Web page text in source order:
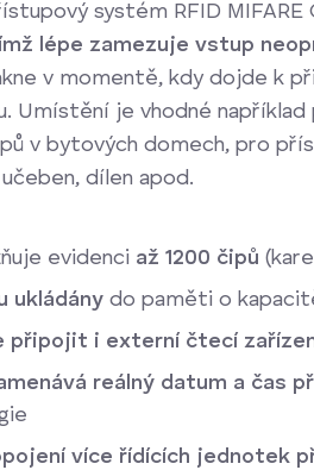
systém RFID MIFARE
lépe zamezuje vstup
v momentě, kdy dojde k
Umístění je vhodné
v bytových domech, pro
dílen apod.
evidenci až 1200 čipů
ukládány do paměti o
připojit i externí čtecí
reálný datum a čas
více řídících jednotek